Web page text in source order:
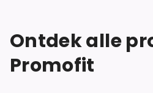
Ontdek alle
Promofit